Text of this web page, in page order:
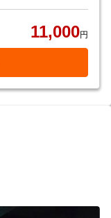
11,000円